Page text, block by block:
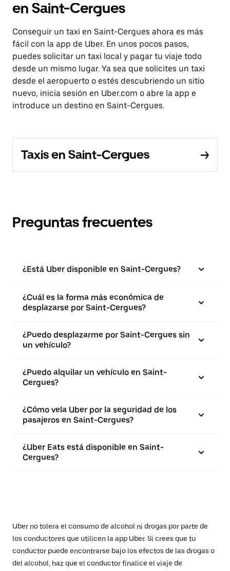
en Saint-Cergues
Conseguir un taxi en Saint-Cergues ahora es más
fácil con la app de Uber. En unos pocos pasos,
puedes solicitar un taxi local y pagar tu viaje todo
desde un mismo lugar. Ya sea que solicites un taxi
desde el aeropuerto o estés descubriendo un sitio
nuevo, inicia sesión en Uber.com o abre la app e
introduce un destino en Saint-Cergues.
Taxis en Saint-Cergues
Preguntas frecuentes
¿Está Uber disponible en Saint-Cergues?
¿Cuál es la forma más económica de
desplazarse por Saint-Cergues?
¿Puedo desplazarme por Saint-Cergues sin
un vehículo?
¿Puedo alquilar un vehículo en Saint-
Cergues?
¿Cómo vela Uber por la seguridad de los
pasajeros en Saint-Cergues?
¿Uber Eats está disponible en Saint-
Cergues?
Uber no tolera el consumo de alcohol ni drogas por parte de
los conductores que utilicen la app Uber. Si crees que tu
conductor puede encontrarse bajo los efectos de las drogas o
del alcohol, haz que el conductor finalice el viaje de